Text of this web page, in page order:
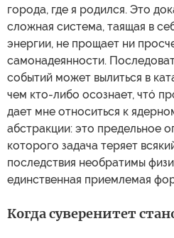
города, где я родился. Это
сложная система, таящая в
энергии, не прощает ни
самонадеянности.
событий может вылиться в
чем кто-либо осознает, чтó
дает мне относиться к
абстракции: это предельное
которого задача теряет
последствия необратимы
единственная приемлемая
Когда суверенитет